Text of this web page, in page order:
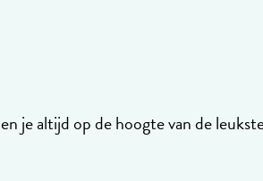
je altijd op de hoogte van de